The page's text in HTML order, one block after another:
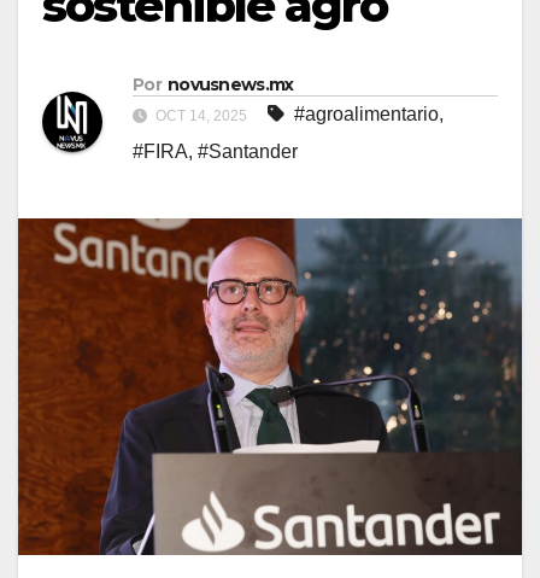
Por novusnews.mx
OCT 14, 2025 #agroalimentario,
#FIRA, #Santander